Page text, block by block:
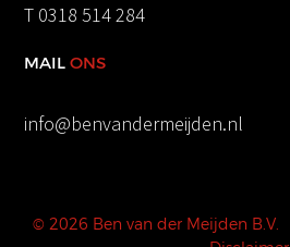
T 0318 514 284
MAILONS
info@benvandermeijden.nl
© 2026 Ben van der Meijden B.V.